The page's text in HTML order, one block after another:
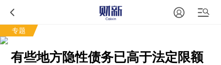
专题
有些地方隐性债务已高于法定限额